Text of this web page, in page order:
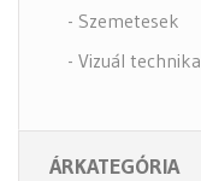
- Szemetesek
- Vizuál technika
ÁRKATEGÓRIA